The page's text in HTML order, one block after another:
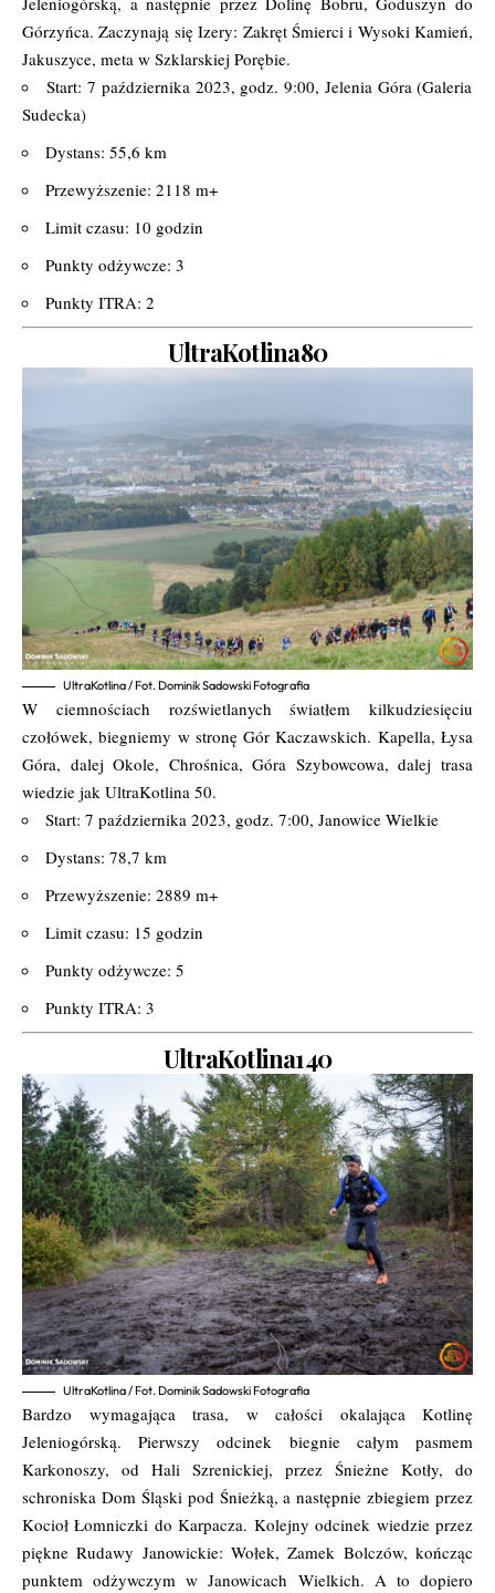
Górzyńca. Zaczynają się Izery: Zakręt Śmierci i Wysoki Kamień,
Jakuszyce, meta w Szklarskiej Porębie.
Start: 7 października 2023, godz. 9:00, Jelenia Góra (Galeria
Sudecka)
Dystans: 55,6 km
Przewyższenie: 2118 m+
Limit czasu: 10 godzin
Punkty odżywcze: 3
Punkty ITRA: 2
UltraKotlina80
UltraKotlina / Fot. Dominik Sadowski Fotografia
W ciemnościach rozświetlanych światłem kilkudziesięciu
czołówek, biegniemy w stronę Gór Kaczawskich. Kapella, Łysa
Góra, dalej Okole, Chrośnica, Góra Szybowcowa, dalej trasa
wiedzie jak UltraKotlina 50.
Start: 7 października 2023, godz. 7:00, Janowice Wielkie
Dystans: 78,7 km
Przewyższenie: 2889 m+
Limit czasu: 15 godzin
Punkty odżywcze: 5
Punkty ITRA: 3
UltraKotlina140
UltraKotlina / Fot. Dominik Sadowski Fotografia
Bardzo wymagająca trasa, w całości okalająca Kotlinę
Jeleniogórską. Pierwszy odcinek biegnie całym pasmem
Karkonoszy, od Hali Szrenickiej, przez Śnieżne Kotły, do
schroniska Dom Śląski pod Śnieżką, a następnie zbiegiem przez
Kocioł Łomniczki do Karpacza. Kolejny odcinek wiedzie przez
piękne Rudawy Janowickie: Wołek, Zamek Bolczów, kończąc
punktem odżywczym w Janowicach Wielkich. A to dopiero